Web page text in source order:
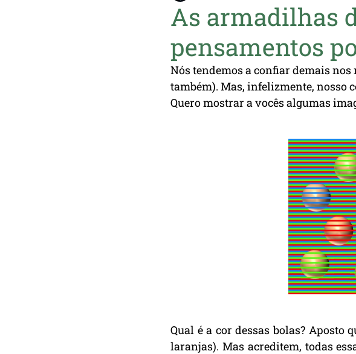
As armadilhas
pensamentos
Nós tendemos a confiar demais
também). Mas, infelizmente, nosso
Quero mostrar a vocês algumas
Qual é a cor dessas bolas? Aposto
laranjas). Mas acreditem, todas